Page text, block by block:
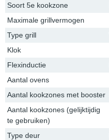
Soort 5e kookzone
Maximale grillvermogen
Type grill
Klok
Flexinductie
Aantal ovens
Aantal kookzones met booster
Aantal kookzones (gelijktijdig
te gebruiken)
Type deur